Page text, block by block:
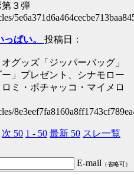
３弾
ぱい。 投稿日：
グッズ「ジッパーバッグ」
ー」プレゼント、シナモロー
ミ・ポチャッコ・マイメロ
次 50 1 - 50 最新 50 スレ一覧
E-mail （省略可）